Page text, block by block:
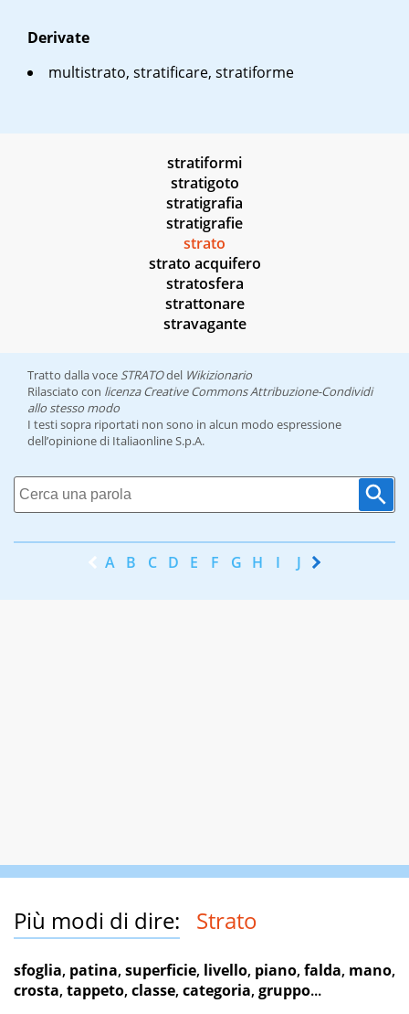
Derivate
multistrato, stratificare, stratiforme
stratiformi
stratigoto
stratigrafia
stratigrafie
strato
strato acquifero
stratosfera
strattonare
stravagante
Tratto dalla voce STRATOdel Wikizionario
Rilasciato con licenza Creative Commons Attribuzione-Condividi
allo stesso modo
I testi sopra riportati non sono in alcun modo espressione
dell’opinione di Italiaonline S.p.A.
A B C D E F G H I J K
Più modi di dire: Strato
sfoglia, patina,superficie, livello, piano,falda, mano,
crosta,tappeto,classe,categoria,gruppo...